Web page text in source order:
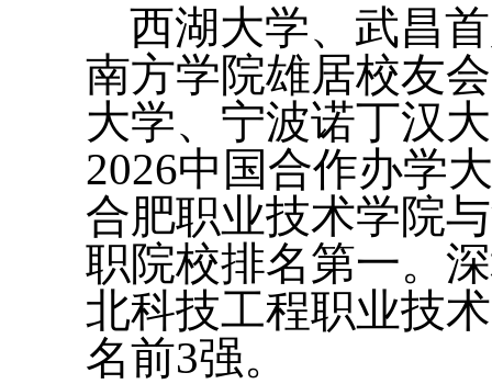
西湖大学、武昌
南方学院雄居校友
大学、宁波诺丁汉
2026中国合作办学
合肥职业技术学院
职院校排名第一。
北科技工程职业技
名前3强。